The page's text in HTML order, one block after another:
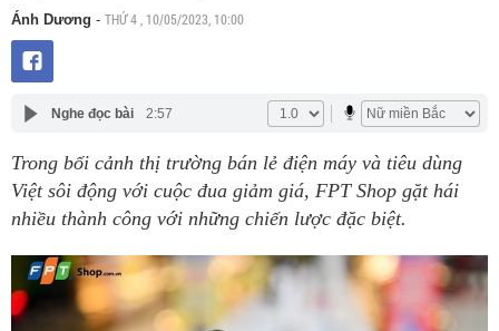
Ánh Dương - THỨ 4 , 10/05/2023, 10:00
Nghe đọc bài 2:57
Trong bối cảnh thị trường bán lẻ điện máy và tiêu dùng
Việt sôi động với cuộc đua giảm giá, FPT Shop gặt hái
nhiều thành công với những chiến lược đặc biệt.